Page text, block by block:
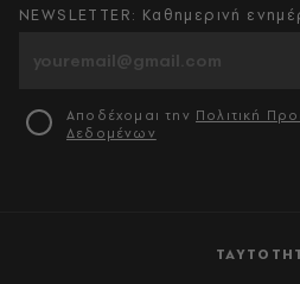
NEWSLETTER: Καθημερινή
Αποδέχομαι την Πολιτική
Δεδομένων